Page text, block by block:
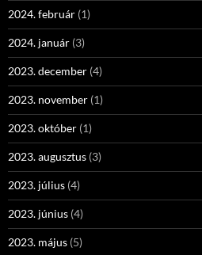
2024. február (1)
2024. január (3)
2023. december (4)
2023. november (1)
2023. október (1)
2023. augusztus (3)
2023. július (4)
2023. június (4)
2023. május (5)